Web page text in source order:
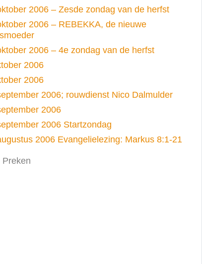
2006 – Zesde zondag van de herfst
2006 – REBEKKA, de nieuwe
2006 – 4e zondag van de herfst
2006
2006
2006; rouwdienst Nico Dalmulder
2006
2006 Startzondag
2006 Evangelielezing: Markus 8:1-21
Preken